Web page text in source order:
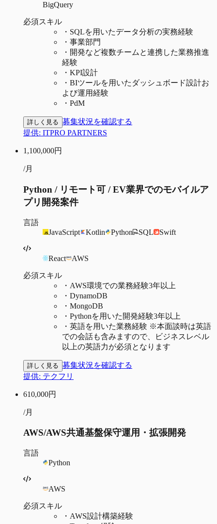
BigQuery
必須スキル
・ SQLを用いたデータ分析の実務経験
・ 事業部門
・ 開発など複数チームと連携した業務推進
経験
・ KPI設計
・ BIツールを用いたダッシュボード設計お
よび運用経験
・ PdM
詳しく見る 募集状況を確認する
提供: ITPRO PARTNERS
1,100,000円
/月
Python / リモート可 / EV業界でのモバイルア
プリ開発案件
言語
JavaScript
Kotlin Python SQL Swift
React AWS
必須スキル
・ AWS環境での業務経験3年以上
・ DynamoDB
・ MongoDB
・ Pythonを用いた開発経験3年以上
・ 英語を用いた業務経験 ※本面談時は英語
での会話も含みますので、ビジネスレベル
以上の英語力が必須となります
詳しく見る 募集状況を確認する
提供: テクフリ
610,000円
/月
AWS/AWS共通基盤保守運用・拡張開発
言語
Python
AWS
必須スキル
・ AWS設計構築経験